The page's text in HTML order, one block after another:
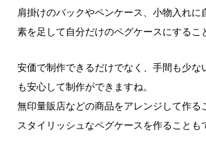
肩掛けのバックやペンケース、小物入れに
素を足して自分だけのペグケースにするこ
安価で制作できるだけでなく、手間も少な
も安心して制作ができますね。
無印量販店などの商品をアレンジして作る
スタイリッシュなペグケースを作ることも